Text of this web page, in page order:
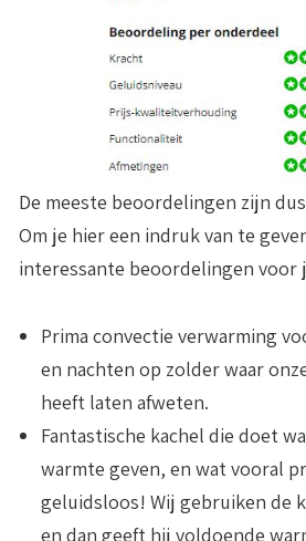
De meeste beoordelingen zijn
Om je hier een indruk van te
interessante beoordelingen voor
Prima convectie verwarming
en nachten op zolder waar
heeft laten afweten.
Fantastische kachel die doet
warmte geven, en wat vooral
geluidsloos! Wij gebruiken de
en dan geeft hij voldoende